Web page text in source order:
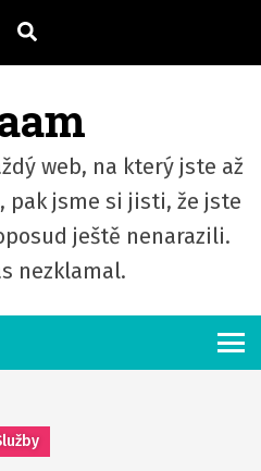
web, na který jste až
pak jsme si jisti, že jste
ještě nenarazili.
nezklamal.